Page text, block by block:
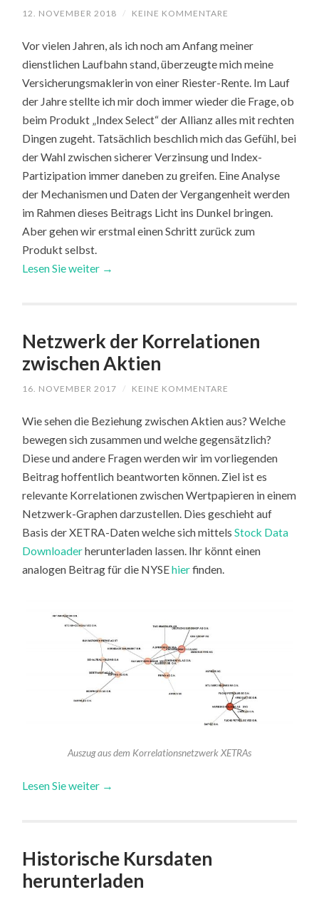
12. NOVEMBER 2018 / KEINE KOMMENTARE
Vor vielen Jahren, als ich noch am Anfang meiner
dienstlichen Laufbahn stand, überzeugte mich meine
Versicherungsmaklerin von einer Riester-Rente. Im Lauf
der Jahre stellte ich mir doch immer wieder die Frage, ob
beim Produkt „Index Select“ der Allianz alles mit rechten
Dingen zugeht. Tatsächlich beschlich mich das Gefühl, bei
der Wahl zwischen sicherer Verzinsung und Index-
Partizipation immer daneben zu greifen. Eine Analyse
der Mechanismen und Daten der Vergangenheit werden
im Rahmen dieses Beitrags Licht ins Dunkel bringen.
Aber gehen wir erstmal einen Schritt zurück zum
Produkt selbst.
Lesen Sie weiter →
Netzwerk der Korrelationen
zwischen Aktien
16. NOVEMBER 2017 / KEINE KOMMENTARE
Wie sehen die Beziehung zwischen Aktien aus? Welche
bewegen sich zusammen und welche gegensätzlich?
Diese und andere Fragen werden wir im vorliegenden
Beitrag hoffentlich beantworten können. Ziel ist es
relevante Korrelationen zwischen Wertpapieren in einem
Netzwerk-Graphen darzustellen. Dies geschieht auf
Basis der XETRA-Daten welche sich mittelsStock Data
Downloaderherunterladen lassen. Ihr könnt einen
analogen Beitrag für die NYSEhierfinden.
Auszug aus dem Korrelationsnetzwerk XETRAs
Lesen Sie weiter →
Historische Kursdaten
herunterladen